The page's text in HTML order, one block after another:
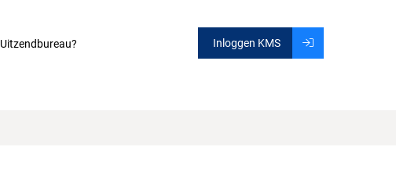
Uitzendbureau? Inloggen KMS